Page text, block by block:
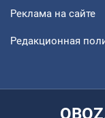
Реклама на сайте
Редакционная